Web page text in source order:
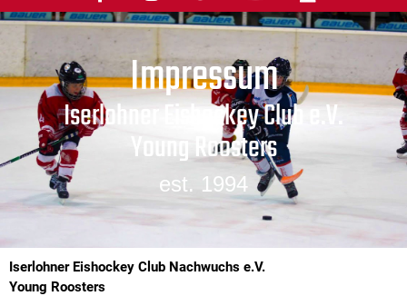
Impressum
Iserlohner Eishockey Club e.V.
Young Roosters
est. 1994
Iserlohner Eishockey Club Nachwuchs e.V.
Young Roosters